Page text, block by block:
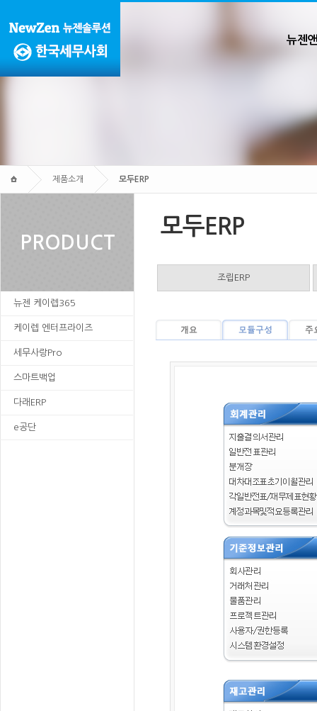
뉴젠
제품소개 모두ERP
PRODUCT
뉴젠 케이렙365
케이렙 엔터프라이즈
세무사랑Pro
스마트백업
다래ERP
e공단
모두ERP
조립ERP